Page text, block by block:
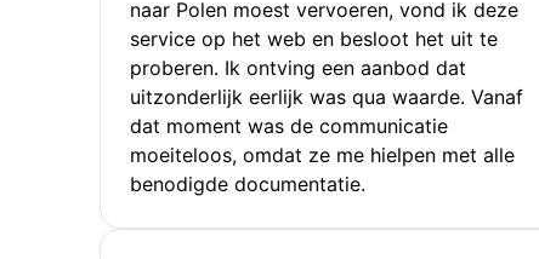
naar Polen moest vervoeren, vond ik deze
service op het web en besloot het uit te
proberen. Ik ontving een aanbod dat
uitzonderlijk eerlijk was qua waarde. Vanaf
dat moment was de communicatie
moeiteloos, omdat ze me hielpen met alle
benodigde documentatie.